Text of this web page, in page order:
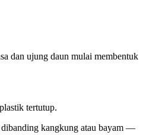
dan ujung daun mulai membentuk
tertutup.
kangkung atau bayam —